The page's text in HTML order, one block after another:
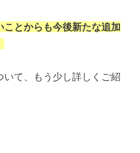
ことからも今後新たな追加
て、もう少し詳しくご紹